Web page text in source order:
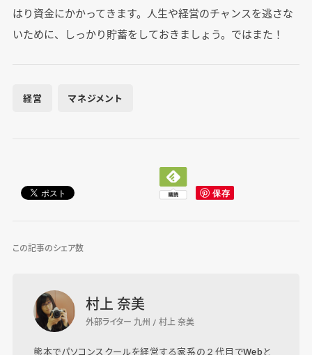
はり資金にかかってきます。人生や経営のチャンスを逃さな
いために、しっかり貯蓄をしておきましょう。ではまた！
経営 マネジメント
この記事のシェア数
村上 奈美
外部ライター 九州 / 村上 奈美
熊本でパソコンスクールを経営する家系の２代目でWebと